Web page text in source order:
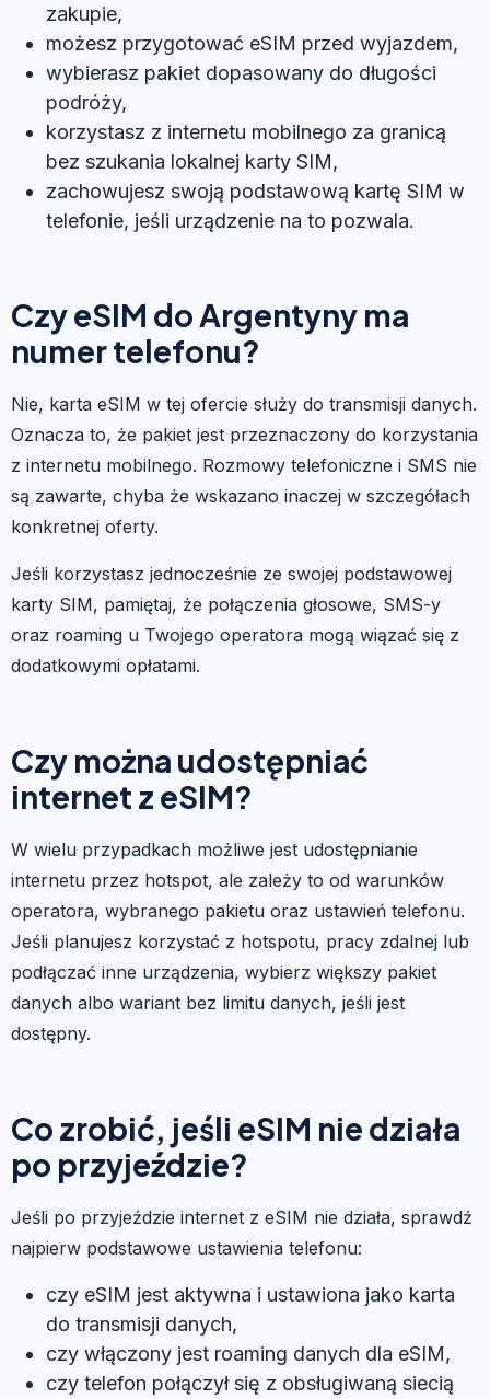
zakupie,
możesz przygotować eSIM przed wyjazdem,
wybierasz pakiet dopasowany do długości
podróży,
korzystasz z internetu mobilnego za granicą
bez szukania lokalnej karty SIM,
zachowujesz swoją podstawową kartę SIM w
telefonie, jeśli urządzenie na to pozwala.
Czy eSIM do Argentyny ma
numer telefonu?
Nie, karta eSIM w tej ofercie służy do transmisji danych.
Oznacza to, że pakiet jest przeznaczony do korzystania
z internetu mobilnego. Rozmowy telefoniczne i SMS nie
są zawarte, chyba że wskazano inaczej w szczegółach
konkretnej oferty.
Jeśli korzystasz jednocześnie ze swojej podstawowej
karty SIM, pamiętaj, że połączenia głosowe, SMS-y
oraz roaming u Twojego operatora mogą wiązać się z
dodatkowymi opłatami.
Czy można udostępniać
internet z eSIM?
W wielu przypadkach możliwe jest udostępnianie
internetu przez hotspot, ale zależy to od warunków
operatora, wybranego pakietu oraz ustawień telefonu.
Jeśli planujesz korzystać z hotspotu, pracy zdalnej lub
podłączać inne urządzenia, wybierz większy pakiet
danych albo wariant bez limitu danych, jeśli jest
dostępny.
Co zrobić, jeśli eSIM nie działa
po przyjeździe?
Jeśli po przyjeździe internet z eSIM nie działa, sprawdź
najpierw podstawowe ustawienia telefonu:
czy eSIM jest aktywna i ustawiona jako karta
do transmisji danych,
czy włączony jest roaming danych dla eSIM,
czy telefon połączył się z obsługiwaną siecią